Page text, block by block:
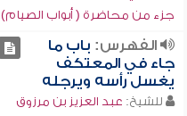
جزء من محاضرة ( أبواب الصيام)
الفهرس: باب ما
جاء في المعتكف
يغسل رأسه ويرجله
للشيخ: عبد العزيز بن مرزوق